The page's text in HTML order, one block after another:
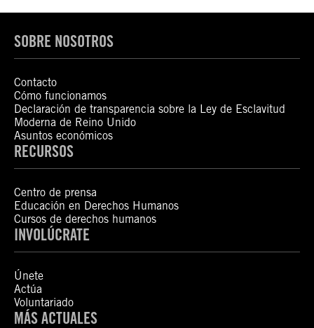
SOBRE NOSOTROS
Contacto
Cómo funcionamos
Declaración de transparencia sobre la Ley de Esclavitud
Moderna de Reino Unido
Asuntos económicos
RECURSOS
Centro de prensa
Educación en Derechos Humanos
Cursos de derechos humanos
INVOLÚCRATE
Únete
Actúa
Voluntariado
MÁS ACTUALES